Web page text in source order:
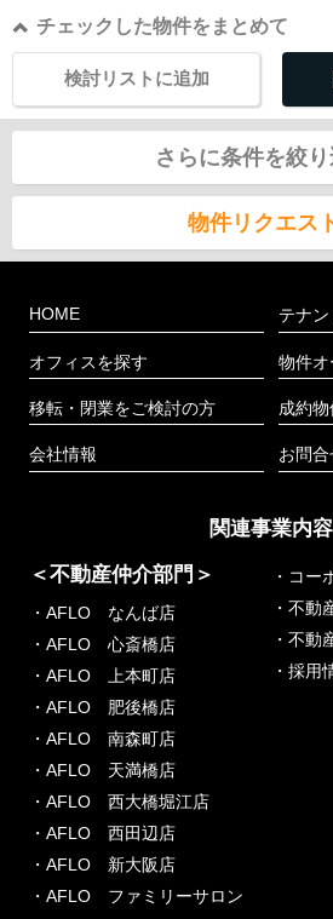
チェックした物件をまとめて
検討リストに追加
さらに条件を絞
物件リクエス
HOME
オフィスを探す
移転・閉業をご検討の方
会社情報
テナ
物件オ
成約物
お問合
関連事業内容
＜不動産仲介部門＞
・AFLO なんば店
・AFLO 心斎橋店
・AFLO 上本町店
・AFLO 肥後橋店
・AFLO 南森町店
・AFLO 天満橋店
・AFLO 西大橋堀江店
・AFLO 西田辺店
・AFLO 新大阪店
・AFLO ファミリーサロン
・コー
・不動
・不動
・採用